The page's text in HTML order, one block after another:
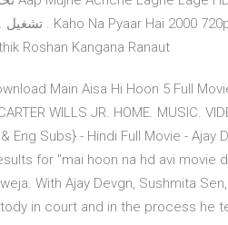
Roshan Kangana Ranaut
Main Aisa Hi Hoon 5 Full
WILLS JR. HOME. MUSIC.
Eng Subs} - Hindi Full Movie - Ajay
for "mai hoon na hd avi movie
With Ajay Devgn, Sushmita
in court and in the process he